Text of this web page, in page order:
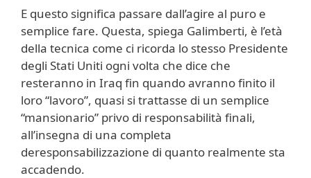
E questo significa passare dall’agire al puro e
semplice fare. Questa, spiega Galimberti, è l’età
della tecnica come ci ricorda lo stesso Presidente
degli Stati Uniti ogni volta che dice che
resteranno in Iraq fin quando avranno finito il
loro “lavoro”, quasi si trattasse di un semplice
“mansionario” privo di responsabilità finali,
all’insegna di una completa
deresponsabilizzazione di quanto realmente sta
accadendo.